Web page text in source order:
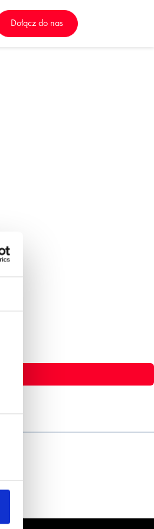
Dołącz do nas